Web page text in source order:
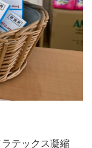
テックス凝縮